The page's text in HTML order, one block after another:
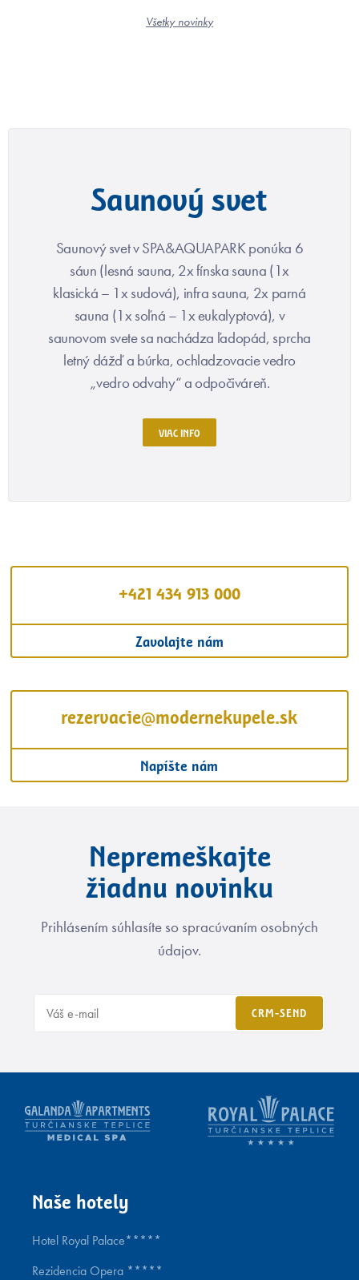
Všetky novinky
Saunový svet
Saunový svet v SPA&AQUAPARK ponúka 6
sáun (lesná sauna, 2x fínska sauna (1x
klasická – 1x sudová), infra sauna, 2x parná
sauna (1x soľná – 1x eukalyptová), v
saunovom svete sa nachádza ľadopád, sprcha
letný dážď a búrka, ochladzovacie vedro
„vedro odvahy“ a odpočiváreň.
VIAC INFO
+421 434 913 000
Zavolajte nám
rezervacie@modernekupele.sk
Napíšte nám
Nepremeškajte
žiadnu novinku
Prihlásením súhlasíte so spracúvaním osobných
údajov.
CRM-SEND
Naše hotely
Hotel Royal Palace*****
Rezidencia Opera *****